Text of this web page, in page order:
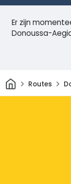
Er zijn
Donoussa-
ThuisRoutes